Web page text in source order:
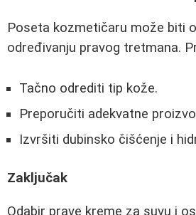
Poseta kozmetičaru može biti
određivanju pravog tretmana.
Tačno odrediti tip kože.
Preporučiti adekvatne
Izvršiti dubinsko čišćenje i
Zaključak
Odabir prave kreme za suvu i